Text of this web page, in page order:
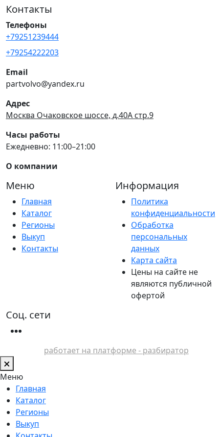
Контакты
Телефоны
+79251239444
+79254222203
Email
partvolvo@yandex.ru
Адрес
Москва Очаковское шоссе, д.40А стр.9
Часы работы
Ежедневно: 11:00–21:00
О компании
Меню
Главная
Каталог
Регионы
Выкуп
Контакты
Информация
Политика
конфиденциальности
Обработка
персональных
данных
Карта сайта
Цены на сайте не
являются публичной
офертой
Соц. сети
работает на платформе - разбиратор
Меню
Главная
Каталог
Регионы
Выкуп